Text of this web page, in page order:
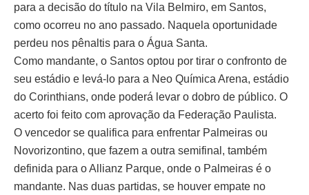
para a decisão do título na Vila Belmiro, em Santos,
como ocorreu no ano passado. Naquela oportunidade
perdeu nos pênaltis para o Água Santa.
Como mandante, o Santos optou por tirar o confronto de
seu estádio e levá-lo para a Neo Química Arena, estádio
do Corinthians, onde poderá levar o dobro de público. O
acerto foi feito com aprovação da Federação Paulista.
O vencedor se qualifica para enfrentar Palmeiras ou
Novorizontino, que fazem a outra semifinal, também
definida para o Allianz Parque, onde o Palmeiras é o
mandante. Nas duas partidas, se houver empate no